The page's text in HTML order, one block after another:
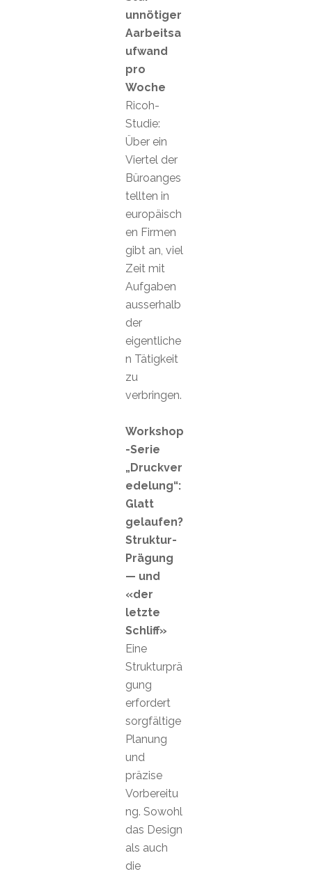
unnötiger
Aarbeitsa
ufwand
pro
Woche
Ricoh-
Studie:
Über ein
Viertel der
Büroanges
tellten in
europäisch
en Firmen
gibt an, viel
Zeit mit
Aufgaben
ausserhalb
der
eigentliche
n Tätigkeit
zu
verbringen.
Workshop
-Serie
„Druckver
edelung“:
Glatt
gelaufen?
Struktur-
Prägung
— und
«der
letzte
Schliff»
Eine
Strukturprä
gung
erfordert
sorgfältige
Planung
und
präzise
Vorbereitu
ng. Sowohl
das Design
als auch
die